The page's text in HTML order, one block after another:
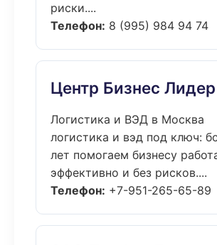
риски....
Телефон: 8 (995) 984 94 74
Центр Бизнес Лидер
Логистика и ВЭД в Москва
логистика и вэд под ключ:
лет помогаем бизнесу
эффективно и без рисков....
Телефон: +7-951-265-65-89